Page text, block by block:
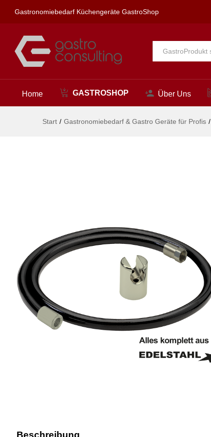
Gastronomiebedarf Küchengeräte GastroShop
Alle
Home GASTROSHOP Über Uns
Start / Gastronomiebedarf & Gastro Geräte für Profis /
Beschreibung